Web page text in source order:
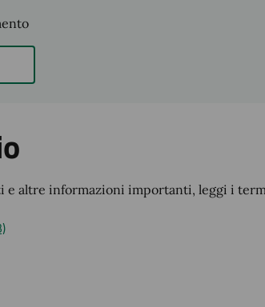
e altre informazioni importanti, leggi i